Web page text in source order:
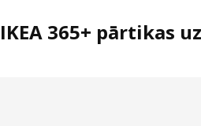
IKEA 365+ pārtikas